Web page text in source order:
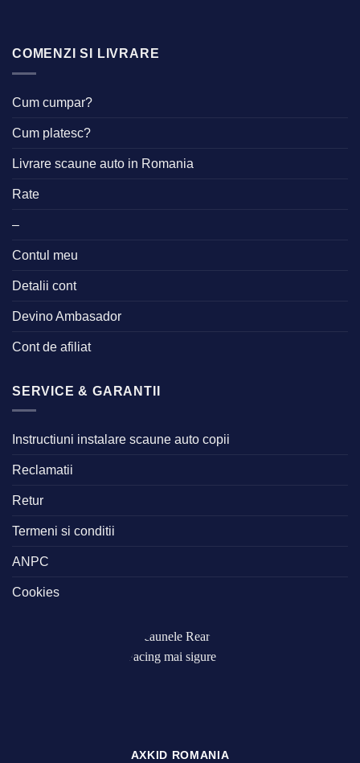
COMENZI SI LIVRARE
Cum cumpar?
Cum platesc?
Livrare scaune auto in Romania
Rate
–
Contul meu
Detalii cont
Devino Ambasador
Cont de afiliat
SERVICE & GARANTII
Instructiuni instalare scaune auto copii
Reclamatii
Retur
Termeni si conditii
ANPC
Cookies
AXKID ROMANIA